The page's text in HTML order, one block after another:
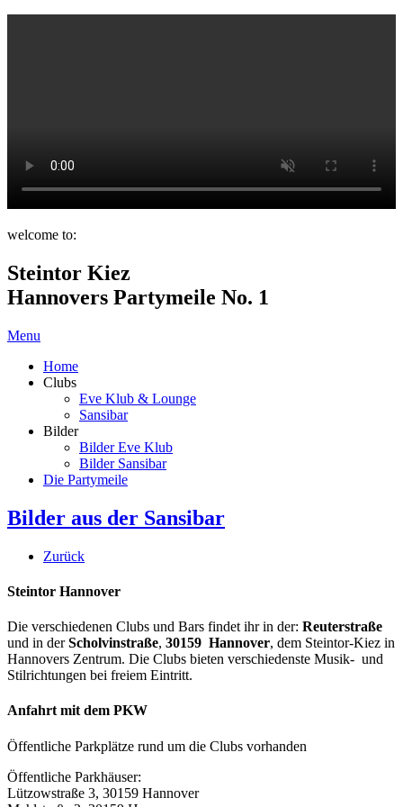
welcome to:
Steintor Kiez
Hannovers Partymeile No. 1
Menu
Home
Clubs
Eve Klub & Lounge
Sansibar
Bilder
Bilder Eve Klub
Bilder Sansibar
Die Partymeile
Bilder aus der Sansibar
Zurück
Steintor Hannover
Die verschiedenen Clubs und Bars findet ihr in der: Reuterstraße
und in derScholvinstraße, 30159 Hannover, dem Steintor-Kiez in
Hannovers Zentrum. Die Clubs bieten verschiedenste Musik- und
Stilrichtungen bei freiem Eintritt.
Anfahrt mit dem PKW
Öffentliche Parkplätze rund um die Clubs vorhanden
Öffentliche Parkhäuser:
Lützowstraße 3, 30159 Hannover